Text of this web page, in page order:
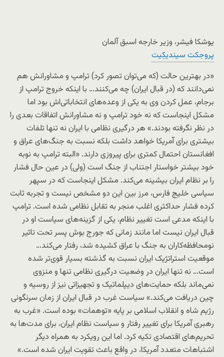
یوشکا فیشر، وزیر خارجه اسبق آلمان
پروجکت سیندیکِیت
«در بهترین حالت (که می‌توان تصور کرد) ترامپ و مشاورانش هم
نمی‌دانند که (در قبال ایران) چه می‌کنند… با اینکه خروج ترامپ از
برجام، عمل کردن وی به یکی از وعده‌های انتخاباتی‌اش بود اما
مشکل اینجاست که نه خود ترامپ و نه مشاورانش اتفاقات بعدی را
در نظر نگرفته بودند.» هر درگیری نظامی با ایران نه تنها تلفات
بیشتری برای آمریکا خواهد داشت بلکه نسبت به جنگ‌های عراق و
افغانستان احتمال کمتری برای پیروزی دارند. «البته ترامپ به نوبه
خود بیشتر خواستار اجتناب از جنگ است (ولی) در عین حال فشار
را بر نظام ایران بیشینه می‌کند. مشکل اینجاست که در سپهر
سیاسی خلیج فارس، مرز بین این دو مشخص نیست و تجربه ثابت
کرده فشار حداکثری اغلب منجر به تقابل نظامی شده است. ترامپ
با اینکه مدعی است تغییر نظام، یکی از گزینه‌های سیاست او در
قبال ایران نیست اما مانند زمانی که جورج بوش پسر تحت تاثیر
نومحافظه‌کاران به جنگ با عراق کشیده شد، رفتار می‌کند…
موقعیت استراتژیک ایران نسبت به گذشته بسیار قوی‌تر شده
است… نه تنها ایران در وضعیت درگیری نظامی تنها و منزوی
نمی‌ماند بلکه حمایت‌های دیپلماتیک و تجهیزاتی نیز از روسیه و
چین دریافت می‌کند.» سیاست غرب در قبال ایران از زمان سرنگونی
رژیم شاه و انقلاب اسلامی بر پایه «توهمات» بوده است. «غرب به
رهبری آمریکا برای تغییر رفتار و سیاست نظام ایران، برای مدت‌ها به
تحریم‌های اقتصادی تکیه کرد. اما این رویکرد به همراه دیگر
اشتباهات متعدد آمریکا، در واقع باعث تقویت ایران شده است.»